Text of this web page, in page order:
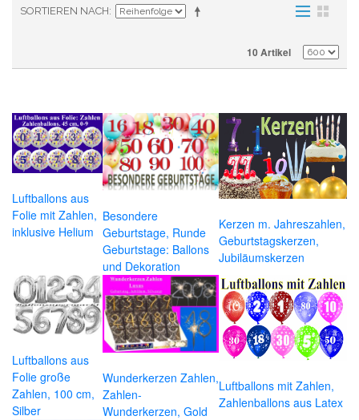
SORTIEREN NACH
10 Artikel
Luftballons aus
Folie mit Zahlen,
inklusive Helium
Besondere
Geburtstage, Runde
Geburtstage: Ballons
und Dekoration
Kerzen m. Jahreszahlen,
Geburtstagskerzen,
Jubiläumskerzen
Luftballons aus
Folie große
Zahlen, 100 cm,
Silber
Wunderkerzen Zahlen,
Zahlen-
Wunderkerzen, Gold
Luftballons mit Zahlen,
Zahlenballons aus Latex